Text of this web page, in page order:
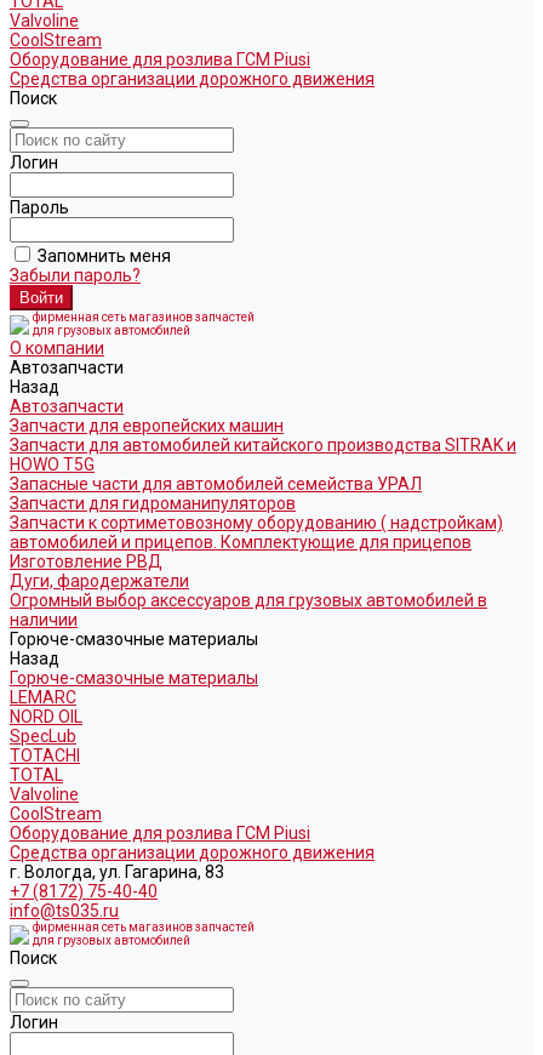
Valvoline
CoolStream
Оборудование для розлива ГСМ Piusi
Средства организации дорожного движения
Поиск
Логин
Пароль
Запомнить меня
Забыли пароль?
фирменная сеть магазинов запчастей
для грузовых автомобилей
О компании
Автозапчасти
Назад
Автозапчасти
Запчасти для европейских машин
Запчасти для автомобилей китайского производства SITRAK и
HOWO T5G
Запасные части для автомобилей семейства УРАЛ
Запчасти для гидроманипуляторов
Запчасти к сортиметовозному оборудованию ( надстройкам)
автомобилей и прицепов. Комплектующие для прицепов
Изготовление РВД
Дуги, фародержатели
Огромный выбор аксессуаров для грузовых автомобилей в
наличии
Горюче-смазочные материалы
Назад
Горюче-смазочные материалы
LEMARC
NORD OIL
SpecLub
TOTACHI
TOTAL
Valvoline
CoolStream
Оборудование для розлива ГСМ Piusi
Средства организации дорожного движения
г. Вологда, ул. Гагарина, 83
+7 (8172) 75-40-40
info@ts035.ru
фирменная сеть магазинов запчастей
для грузовых автомобилей
Поиск
Логин